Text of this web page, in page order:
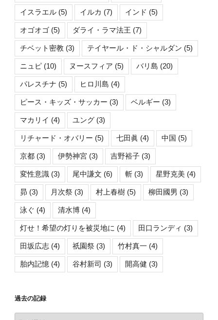
イスラエル (5) イルカ (7) インド (5)
オゴオゴ (5) ダライ・ラマ法王 (7)
チベット密教 (3) テイヤール・ド・シャルダン (5)
ニュピ (10) ヌースフィア (5) バリ島 (20)
パレスチナ (5) ヒロ川島 (4)
ピース・キッズ・サッカー (3) ベルギー (3)
マカリイ (4) ユング (3)
リチャード・オバリー (5) 七田眞 (4) 中国 (5)
京都 (3) 伊勢神宮 (3) 吉野裕子 (3)
変性意識 (3) 尾中謙文 (6) 斬 (3) 星野克美 (4)
昴 (3) 月次祭 (3) 村上春樹 (5) 柳田國男 (3)
泳ぐ (4) 清水博 (4)
灯せ！希望の灯りを被災地に (4) 田口ランディ (3)
田坂広志 (4) 祇園祭 (3) 竹村真一 (4)
胎内記憶 (4) 谷村新司 (3) 開高健 (3)
過去の記録